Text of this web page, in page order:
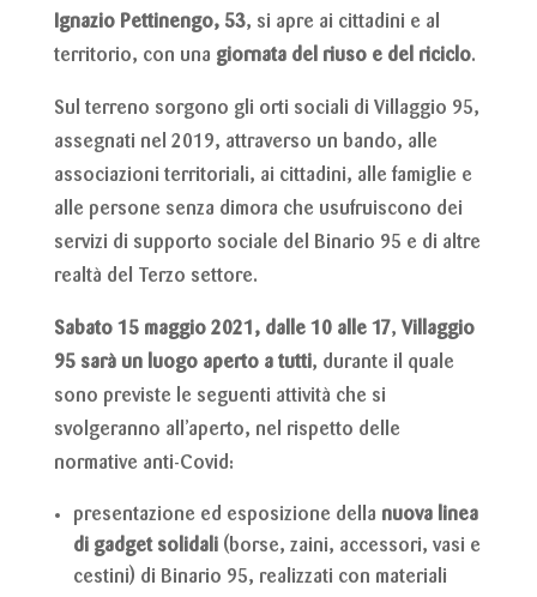
Ignazio Pettinengo, 53, si apre ai cittadini e al
territorio, con una giornata del riuso e del riciclo.
Sul terreno sorgono gli orti sociali di Villaggio 95,
assegnati nel 2019, attraverso un bando, alle
associazioni territoriali, ai cittadini, alle famiglie e
alle persone senza dimora che usufruiscono dei
servizi di supporto sociale del Binario 95 e di altre
realtà del Terzo settore.
Sabato 15 maggio 2021, dalle 10 alle 17, Villaggio
95 sarà un luogo aperto a tutti, durante il quale
sono previste le seguenti attività che si
svolgeranno all’aperto, nel rispetto delle
normative anti-Covid:
presentazione ed esposizione della nuova linea
di gadget solidali(borse, zaini, accessori, vasi e
cestini) di Binario 95, realizzati con materiali